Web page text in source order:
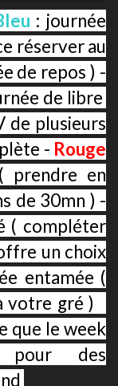
: journée
réserver au
de repos ) -
de libre
de plusieurs
- Rouge
prendre en
de 30mn ) -
( compléter
un choix
entamée (
votre gré )
que le week
des